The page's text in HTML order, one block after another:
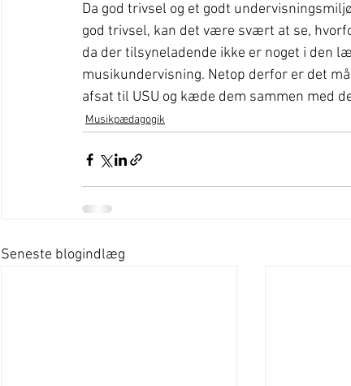
Da god trivsel og et godt
god trivsel, kan det være svært at se,
da der tilsyneladende ikke er noget i den
musikundervisning. Netop derfor er det
afsat til USU og kæde dem sammen med
Musikpædagogik
Seneste blogindlæg